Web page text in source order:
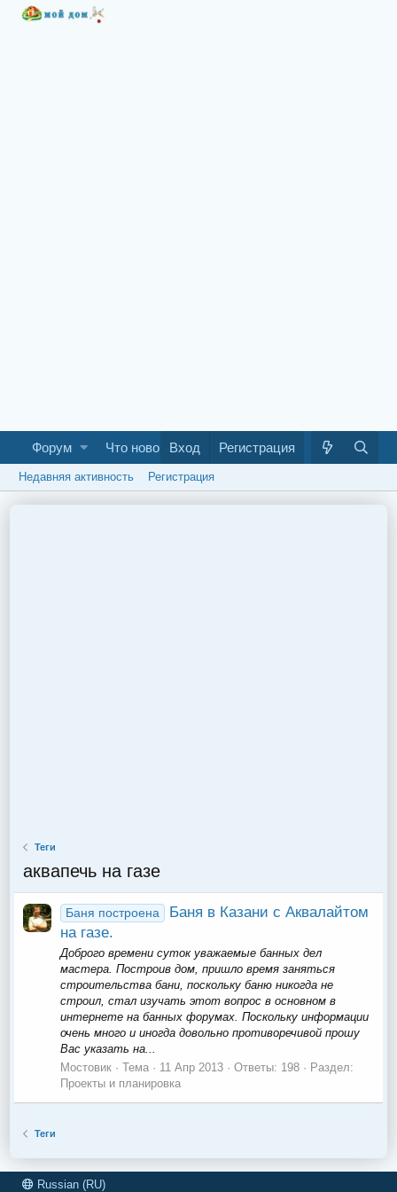
Форум Что нового Галерея Как построить
Вход Регистрация
Недавняя активность Регистрация
Теги
аквапечь на газе
Баня построена
Баня в Казани с Аквалайтом
на газе.
Доброго времени суток уважаемые банных дел
мастера. Построив дом, пришло время заняться
строительства бани, поскольку баню никогда не
строил, стал изучать этот вопрос в основном в
интернете на банных форумах. Поскольку информации
очень много и иногда довольно противоречивой прошу
Вас указать на...
Мостовик
Тема 11 Апр 2013 Ответы: 198
Раздел:
Проекты и планировка
Теги
Russian (RU)